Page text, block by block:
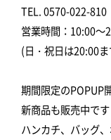
TEL. 0570-022-810
営業時間：10:00～
(日・祝日は20:00
期間限定のPOPUP
新商品も販売中です
ハンカチ、バッグ